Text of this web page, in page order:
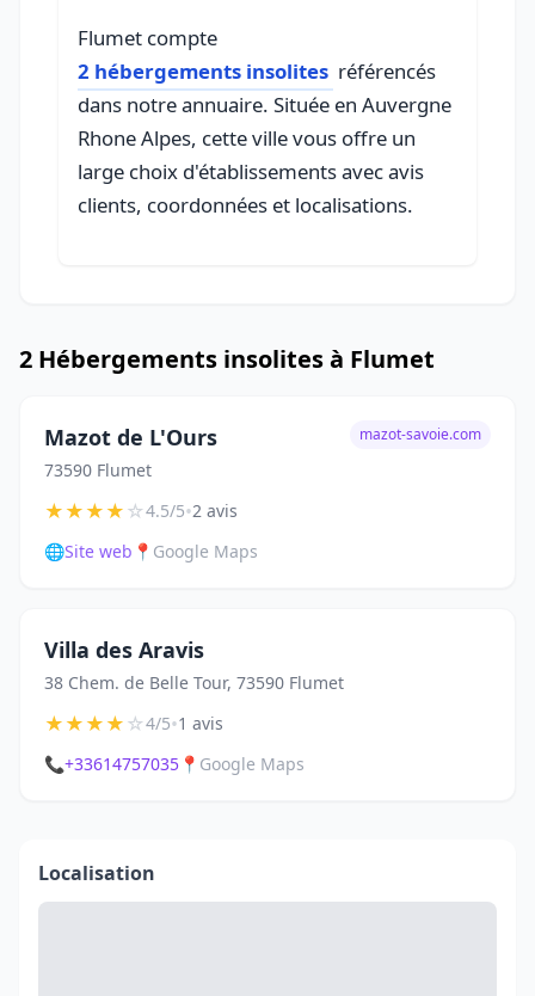
Flumet compte
2 hébergements insolites référencés
dans notre annuaire. Située en Auvergne
Rhone Alpes, cette ville vous offre un
large choix d'établissements avec avis
clients, coordonnées et localisations.
2 Hébergements insolites à Flumet
Mazot de L'Ours
73590 Flumet
mazot-savoie.com
★★★★☆4.5/5•2 avis
🌐Site web 📍 Google Maps
Villa des Aravis
38 Chem. de Belle Tour, 73590 Flumet
★★★★☆4/5•1 avis
📞+33614757035 📍 Google Maps
Localisation